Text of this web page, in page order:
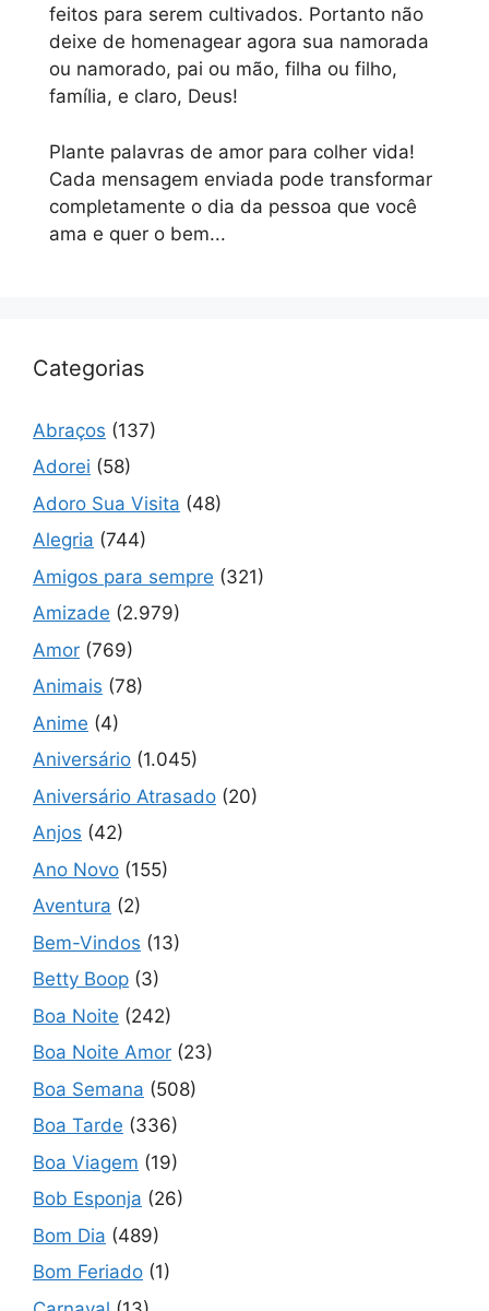
feitos para serem cultivados. Portanto não
deixe de homenagear agora sua namorada
ou namorado, pai ou mão, filha ou filho,
família, e claro, Deus!
Plante palavras de amor para colher vida!
Cada mensagem enviada pode transformar
completamente o dia da pessoa que você
ama e quer o bem...
Categorias
Abraços (137)
Adorei (58)
Adoro Sua Visita (48)
Alegria (744)
Amigos para sempre (321)
Amizade (2.979)
Amor (769)
Animais (78)
Anime (4)
Aniversário (1.045)
Aniversário Atrasado (20)
Anjos (42)
Ano Novo (155)
Aventura (2)
Bem-Vindos (13)
Betty Boop (3)
Boa Noite (242)
Boa Noite Amor (23)
Boa Semana (508)
Boa Tarde (336)
Boa Viagem (19)
Bob Esponja (26)
Bom Dia (489)
Bom Feriado (1)